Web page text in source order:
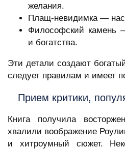
желания.
Плащ-невидимка —
Философский камень
и богатства.
Эти детали создают
следует правилам и имеет
Прием критики,
Книга получила
хвалили воображение
и хитроумный сюжет.